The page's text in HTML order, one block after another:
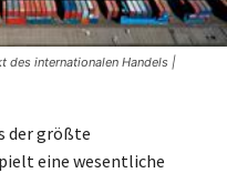
des internationalen Handels |
der größte
eine wesentliche